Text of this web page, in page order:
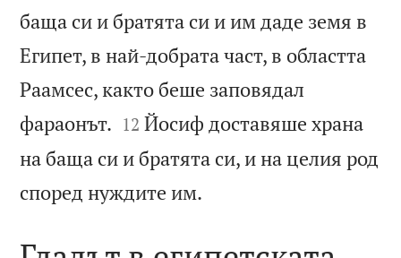
баща си и братята си и им даде земя в
Египет, в най-добрата част, в областта
Раамсес, както беше заповядал
фараонът. 

12 Йосиф доставяше храна
на баща си и братята си, и на целия род
според нуждите им.